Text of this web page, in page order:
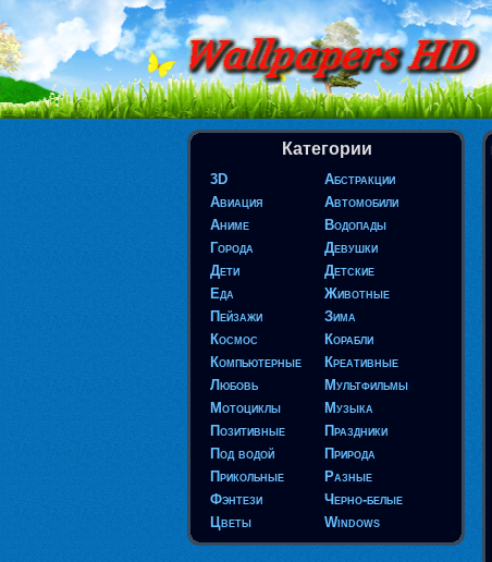
Категории
3D
Абстракции
Авиация
Автомобили
Аниме
Водопады
Города
Девушки
Дети
Детские
Еда
Животные
Пейзажи
Зима
Космос
Корабли
Компьютерные
Креативные
Любовь
Мультфильмы
Мотоциклы
Музыка
Позитивные
Праздники
Под водой
Природа
Прикольные
Разные
Фэнтези
Черно-белые
Цветы
Windows